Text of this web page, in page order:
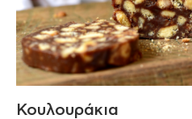
Κουλουράκια